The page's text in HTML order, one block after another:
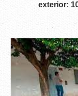
exterior: